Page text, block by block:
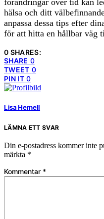
förändringar över tid kan
hälsa och ditt
anpassa dessa tips efter
för att hitta en hållbar väg
0 SHARES:
SHARE 0
TWEET 0
PIN IT 0
Lisa Hernell
LÄMNA ETT SVAR
Din e-postadress kommer inte
märkta *
Kommentar *